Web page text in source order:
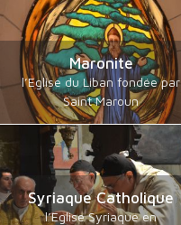
Maronite
l’Eglise du Liban fondée par
Saint Maroun
Syriaque Catholique
l’Eglise Syriaque en